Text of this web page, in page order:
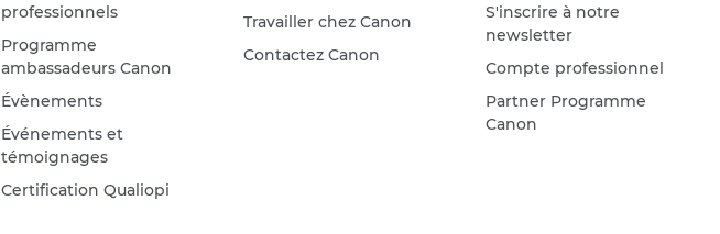
professionnels
Programme
ambassadeurs Canon
Évènements
Événements et
témoignages
Certification Qualiopi
Travailler chez Canon
Contactez Canon
S'inscrire à notre
newsletter
Compte professionnel
Partner Programme
Canon